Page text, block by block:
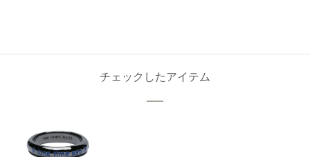
チェックしたアイテム